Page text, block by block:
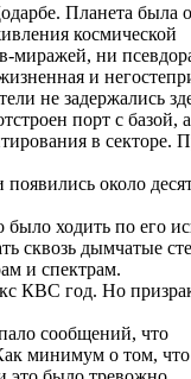
Планета была
космической
миражей, ни
и
не задержались
порт с базой,
в секторе.
около
ходить по его
сквозь дымчатые
и спектрам.
КВС год. Но
сообщений, что
минимум о том,